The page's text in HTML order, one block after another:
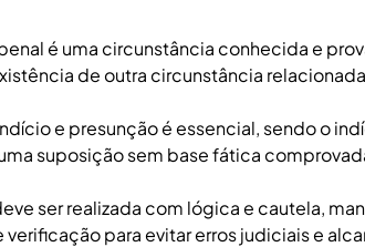
é uma circunstância conhecida e
de outra circunstância
e presunção é essencial, sendo o
suposição sem base fática
ser realizada com lógica e cautela,
para evitar erros judiciais e